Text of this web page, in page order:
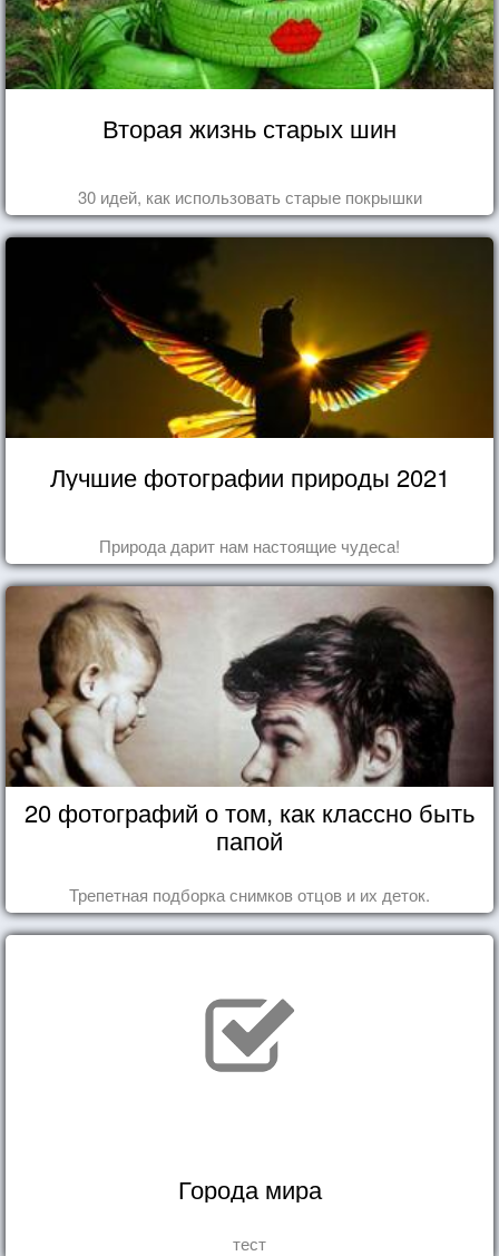
Вторая жизнь старых шин
30 идей, как использовать старые покрышки
Лучшие фотографии природы 2021
Природа дарит нам настоящие чудеса!
20 фотографий о том, как классно быть
папой
Трепетная подборка снимков отцов и их деток.
Города мира
тест